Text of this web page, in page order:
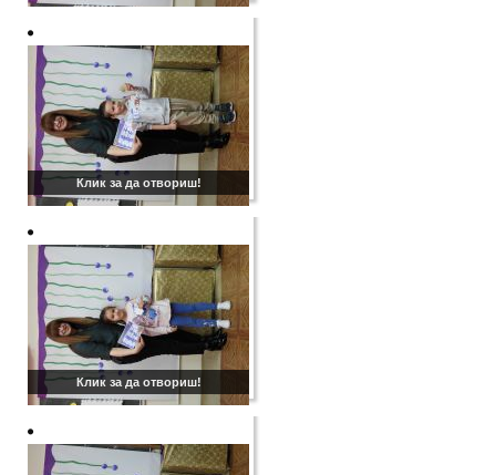
Клик за да отвориш!
Клик за да отвориш!